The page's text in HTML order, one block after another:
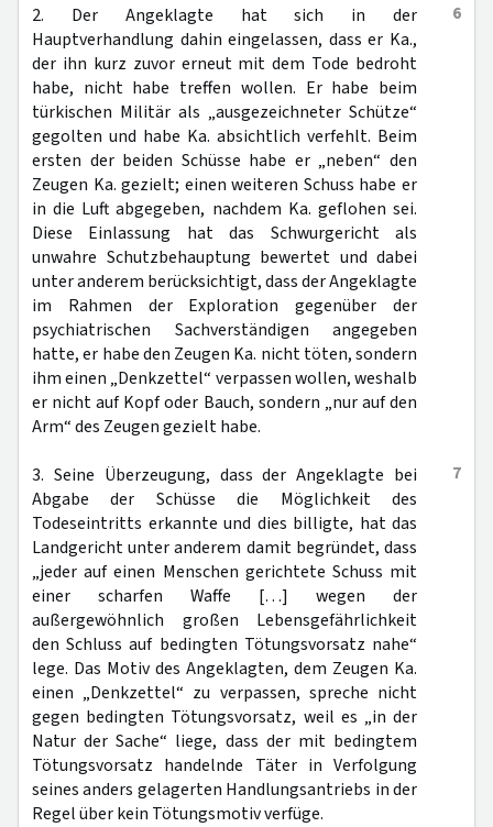
6
2. Der Angeklagte hat sich in der
Hauptverhandlung dahin eingelassen, dass er Ka.,
der ihn kurz zuvor erneut mit dem Tode bedroht
habe, nicht habe treffen wollen. Er habe beim
türkischen Militär als „ausgezeichneter Schütze“
gegolten und habe Ka. absichtlich verfehlt. Beim
ersten der beiden Schüsse habe er „neben“ den
Zeugen Ka. gezielt; einen weiteren Schuss habe er
in die Luft abgegeben, nachdem Ka. geflohen sei.
Diese Einlassung hat das Schwurgericht als
unwahre Schutzbehauptung bewertet und dabei
unter anderem berücksichtigt, dass der Angeklagte
im Rahmen der Exploration gegenüber der
psychiatrischen Sachverständigen angegeben
hatte, er habe den Zeugen Ka. nicht töten, sondern
ihm einen „Denkzettel“ verpassen wollen, weshalb
er nicht auf Kopf oder Bauch, sondern „nur auf den
Arm“ des Zeugen gezielt habe.
7
3. Seine Überzeugung, dass der Angeklagte bei
Abgabe der Schüsse die Möglichkeit des
Todeseintritts erkannte und dies billigte, hat das
Landgericht unter anderem damit begründet, dass
„jeder auf einen Menschen gerichtete Schuss mit
einer scharfen Waffe […] wegen der
außergewöhnlich großen Lebensgefährlichkeit
den Schluss auf bedingten Tötungsvorsatz nahe“
lege. Das Motiv des Angeklagten, dem Zeugen Ka.
einen „Denkzettel“ zu verpassen, spreche nicht
gegen bedingten Tötungsvorsatz, weil es „in der
Natur der Sache“ liege, dass der mit bedingtem
Tötungsvorsatz handelnde Täter in Verfolgung
seines anders gelagerten Handlungsantriebs in der
Regel über kein Tötungsmotiv verfüge.